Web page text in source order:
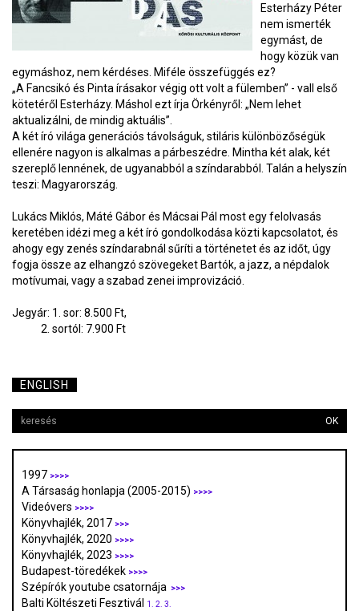
Esterházy Péter
nem ismerték
egymást, de
hogy közük van
egymáshoz, nem kérdéses. Miféle összefüggés ez?
„A Fancsikó és Pinta írásakor végig ott volt a fülemben” - vall első
kötetéről Esterházy. Máshol ezt írja Örkényről: „Nem lehet
aktualizálni, de mindig aktuális”.
A két író világa generációs távolságuk, stiláris különbözőségük
ellenére nagyon is alkalmas a párbeszédre. Mintha két alak, két
szereplő lennének, de ugyanabból a színdarabból. Talán a helyszín
teszi: Magyarország.
Lukács Miklós, Máté Gábor és Mácsai Pál most egy felolvasás
keretében idézi meg a két író gondolkodása közti kapcsolatot, és
ahogy egy zenés színdarabnál sűríti a történetet és az időt, úgy
fogja össze az elhangzó szövegeket Bartók, a jazz, a népdalok
motívumai, vagy a szabad zenei improvizáció.
Jegyár: 1. sor: 8.500 Ft,
2. sortól: 7.900 Ft
ENGLISH
OK
1997 >>>>
A Társaság honlapja (2005-2015) >>>>
Videóvers >>>>
Könyvhajlék, 2017 >>>
Könyvhajlék, 2020 >>>>
Könyvhajlék, 2023 >>>>
Budapest-töredékek >>>>
Szépírók youtube csatornája >>>
Balti Költészeti Fesztivál 1. 2. 3.